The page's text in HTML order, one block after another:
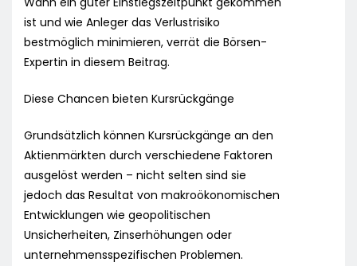
ist und wie Anleger das Verlustrisiko
bestmöglich minimieren, verrät die Börsen-
Expertin in diesem Beitrag.
Diese Chancen bieten Kursrückgänge
Grundsätzlich können Kursrückgänge an den
Aktienmärkten durch verschiedene Faktoren
ausgelöst werden – nicht selten sind sie
jedoch das Resultat von makroökonomischen
Entwicklungen wie geopolitischen
Unsicherheiten, Zinserhöhungen oder
unternehmensspezifischen Problemen.